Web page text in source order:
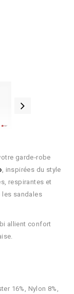
garde‑robe
, inspirées du style
respirantes et
les sandales
allient confort
16%, Nylon 8%,